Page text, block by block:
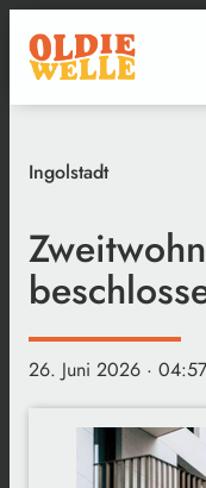
Ingolstadt
26. Juni 2026 ·